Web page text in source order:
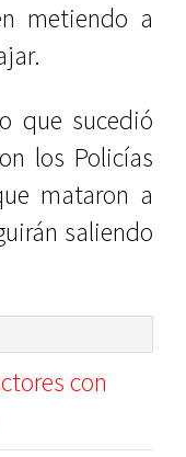
metiendo a
que sucedió
los Policías
mataron a
saliendo
con